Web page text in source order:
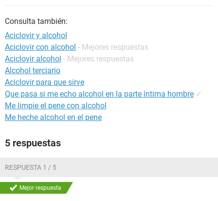
Consulta también:
Aciclovir y alcohol
Aciclovir con alcohol - Mejores respuestas
Aciclovir alcohol - Mejores respuestas
Alcohol terciario
Aciclovir para que sirve
Que pasa si me echo alcohol en la parte íntima hombre ✓
Me limpie el pene con alcohol
Me heche alcohol en el pene
5 respuestas
RESPUESTA 1 / 5
Mejor respuesta